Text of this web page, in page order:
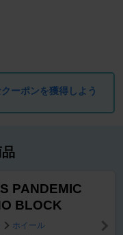
ーポンを獲得しよう
PANDEMIC
BLOCK
ホイール